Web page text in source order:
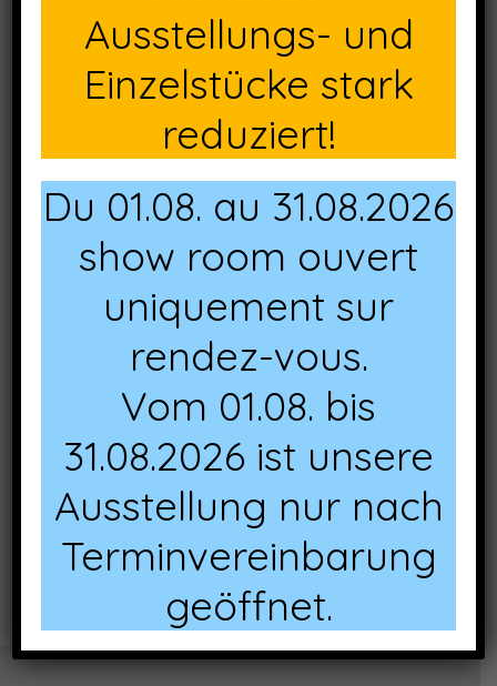
Chaise Corinna col. vert Ref. KF-0733097
Ausstellungs- und
Einzelstücke stark
reduziert!
Du 01.08. au 31.08.2026
show room ouvert
uniquement sur
rendez-vous.
Vom 01.08. bis
31.08.2026 ist unsere
Ausstellung nur nach
Terminvereinbarung
geöffnet.